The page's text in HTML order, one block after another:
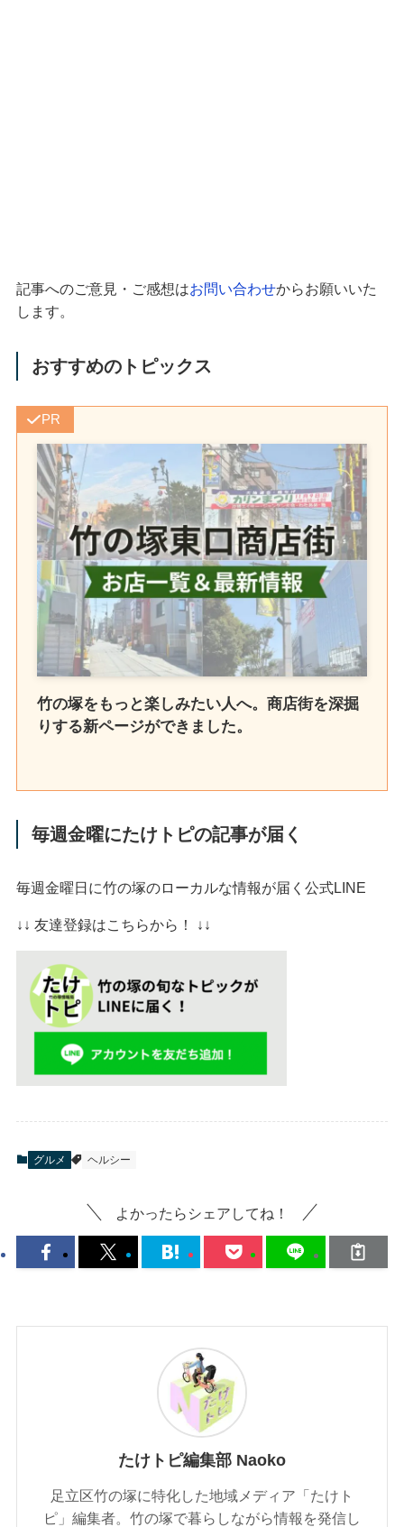
記事へのご意見・ご感想はお問い合わせからお願いいた
します。
おすすめのトピックス
PR
竹の塚をもっと楽しみたい人へ。商店街を深掘
りする新ページができました。
毎週金曜にたけトピの記事が届く
毎週金曜日に竹の塚のローカルな情報が届く公式LINE
↓↓ 友達登録はこちらから！ ↓↓
グルメ ヘルシー
よかったらシェアしてね！
たけトピ編集部 Naoko
足立区竹の塚に特化した地域メディア「たけト
ピ」編集者。竹の塚で暮らしながら情報を発信し